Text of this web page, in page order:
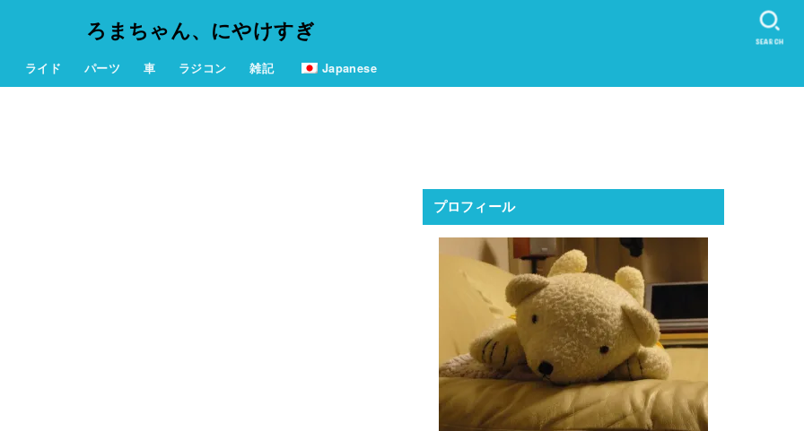
ろまちゃん、にやけすぎ
ライド パーツ 車 ラジコン 雑記 Japanese
SEARCH
プロフィール